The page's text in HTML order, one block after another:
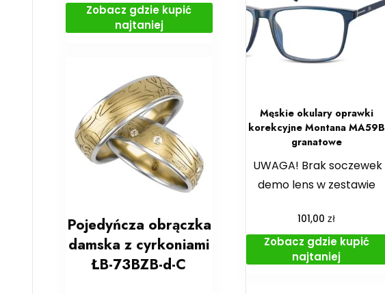
Męskie okulary oprawki
korekcyjne Montana MA59B
granatowe
UWAGA! Brak soczewek
demo lens w zestawie
101,00zł
Zobacz gdzie kupić
najtaniej
Zobacz gdzie kupić
najtaniej
Pojedyńcza obrączka
damska z cyrkoniami
ŁB-73BZB-d-C